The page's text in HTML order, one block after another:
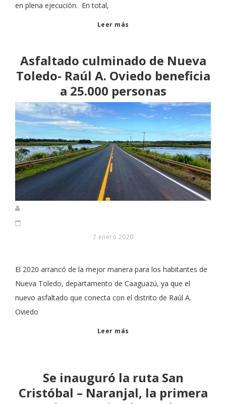
en plena ejecución. En total,
Leer más
Asfaltado culminado de Nueva
Toledo- Raúl A. Oviedo beneficia
a 25.000 personas
7 enero 2020
El 2020 arrancó de la mejor manera para los habitantes de
Nueva Toledo, departamento de Caaguazú, ya que el
nuevo asfaltado que conecta con el distrito de Raúl A.
Oviedo
Leer más
Se inauguró la ruta San
Cristóbal – Naranjal, la primera